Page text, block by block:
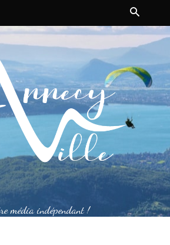
média indépendant !